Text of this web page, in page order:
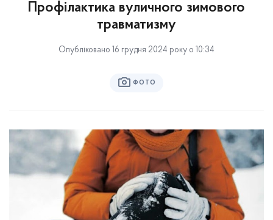
Профілактика вуличного зимового
травматизму
Опубліковано 16 грудня 2024 року о 10:34
ФОТО